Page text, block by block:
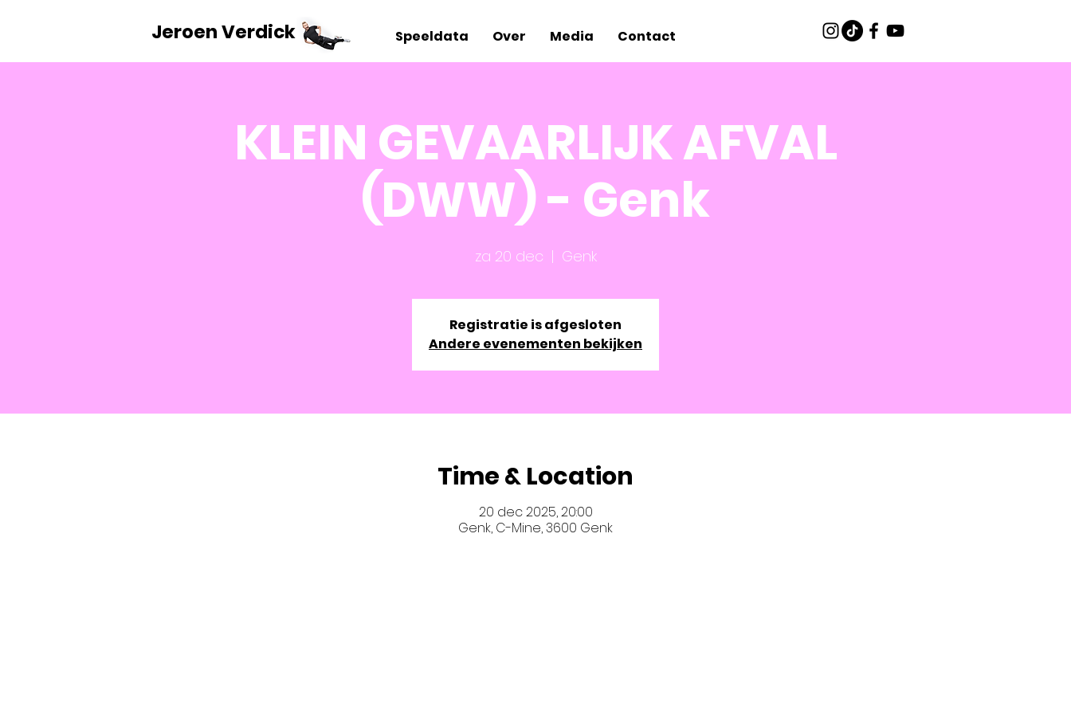
Jeroen Verdick Speeldata Over Media Contact
KLEIN GEVAARLIJK AFVAL
(DWW) - Genk
za 20 dec
  |
Genk
Registratie is afgesloten
Andere evenementen bekijken
Time & Location
20 dec 2025, 20:00
Genk, C-Mine, 3600 Genk